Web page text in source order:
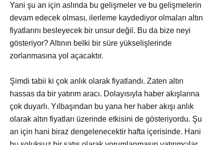
Yani şu an için aslında bu gelişmeler ve bu gelişmelerin
devam edecek olması, ilerleme kaydediyor olmaları altın
fiyatlarını besleyecek bir unsur değil. Bu da bize neyi
gösteriyor? Altının belki bir süre yükselişlerinde
zorlanmasına yol açacaktır.
Şimdi tabii ki çok anlık olarak fiyatlandı. Zaten altın
hassas da bir yatırım aracı. Dolayısıyla haber akışlarına
çok duyarlı. Yılbaşından bu yana her haber akışı anlık
olarak altın fiyatları üzerinde etkisini de gösteriyordu. Şu
an için hani biraz dengelenecektir hafta içerisinde. Hani